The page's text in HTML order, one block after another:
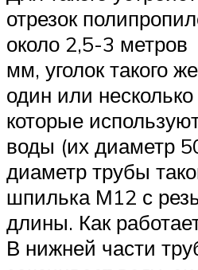
отрезок
около 2,5-3
мм, уголок такого
один или
которые
воды (их диаметр
диаметр трубы
шпилька М12 с
длины. Как
В нижней части